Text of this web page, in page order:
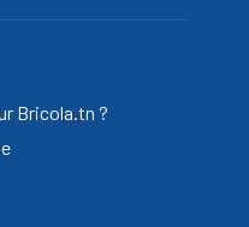
Bricola.tn ?